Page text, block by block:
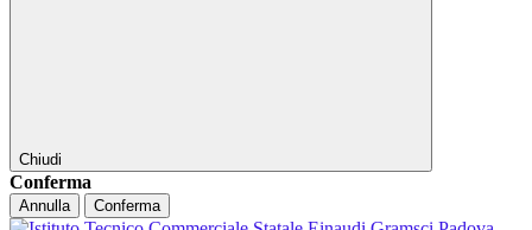
Chiudi
Conferma
Annulla Conferma